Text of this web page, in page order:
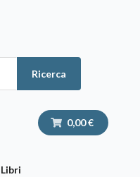
Ricerca
0,00 €
Libri